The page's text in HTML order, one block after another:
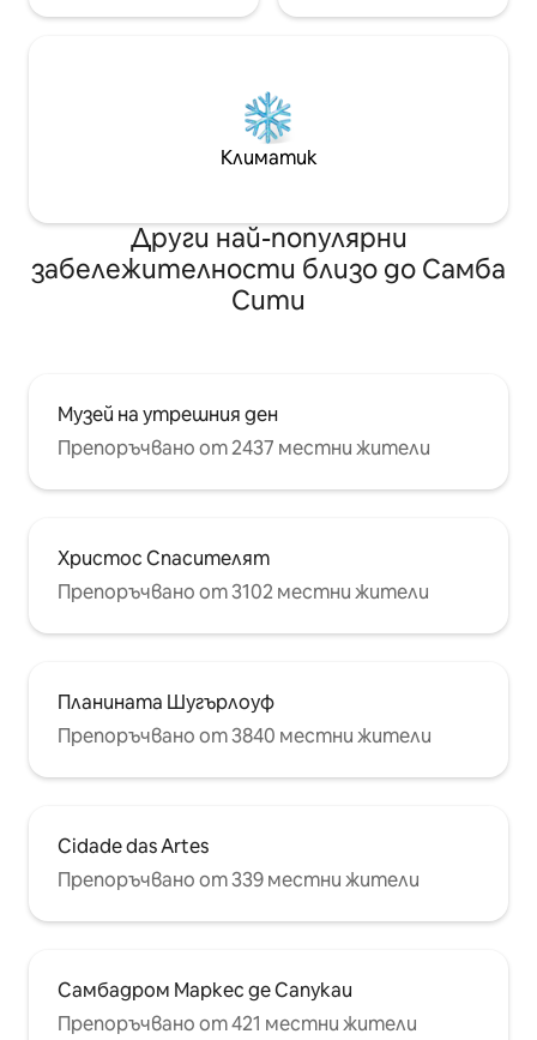
Климатик
Други най-популярни
забележителности близо до Самба
Сити
Музей на утрешния ден
Препоръчвано от 2437 местни жители
Христос Спасителят
Препоръчвано от 3102 местни жители
Планината Шугърлоуф
Препоръчвано от 3840 местни жители
Cidade das Artes
Препоръчвано от 339 местни жители
Самбадром Маркес де Сапукаи
Препоръчвано от 421 местни жители